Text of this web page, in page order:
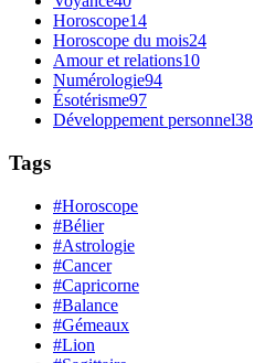
Horoscope14
Horoscope du mois24
Amour et relations10
Numérologie94
Ésotérisme97
Développement personnel38
Tags
#Horoscope
#Bélier
#Astrologie
#Cancer
#Capricorne
#Balance
#Gémeaux
#Lion